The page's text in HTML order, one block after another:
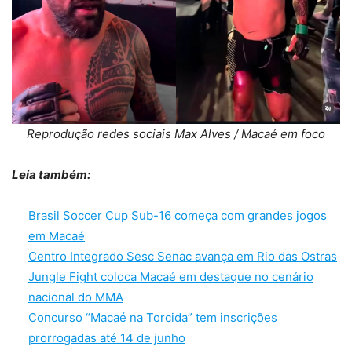
Reprodução redes sociais Max Alves / Macaé em foco
Leia também:
Brasil Soccer Cup Sub-16 começa com grandes jogos
em Macaé
Centro Integrado Sesc Senac avança em Rio das Ostras
Jungle Fight coloca Macaé em destaque no cenário
nacional do MMA
Concurso “Macaé na Torcida” tem inscrições
prorrogadas até 14 de junho